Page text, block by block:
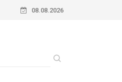
08.08.2026